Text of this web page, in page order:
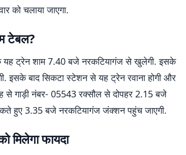
को चलाया जाएगा.
टेबल?
यह ट्रेन शाम 7.40 बजे नरकटियागंज से खुलेगी. इसके
इसके बाद सिकटा स्टेशन से यह ट्रेन रवाना होगी और
से गाड़ी नंबर- 05543 रक्सौल से दोपहर 2.15 बजे
हुए 3.35 बजे नरकटियागंज जंक्शन पहुंच जाएगी.
मिलेगा फायदा